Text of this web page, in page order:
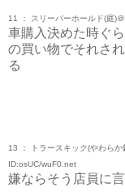
11 ： スリーパーホールド(庭)
車購入決めた時ぐ
の買い物でそれさ
る
13 ： トラースキック(やわら
ID:osUC/wuF0.net
嫌ならそう店員に